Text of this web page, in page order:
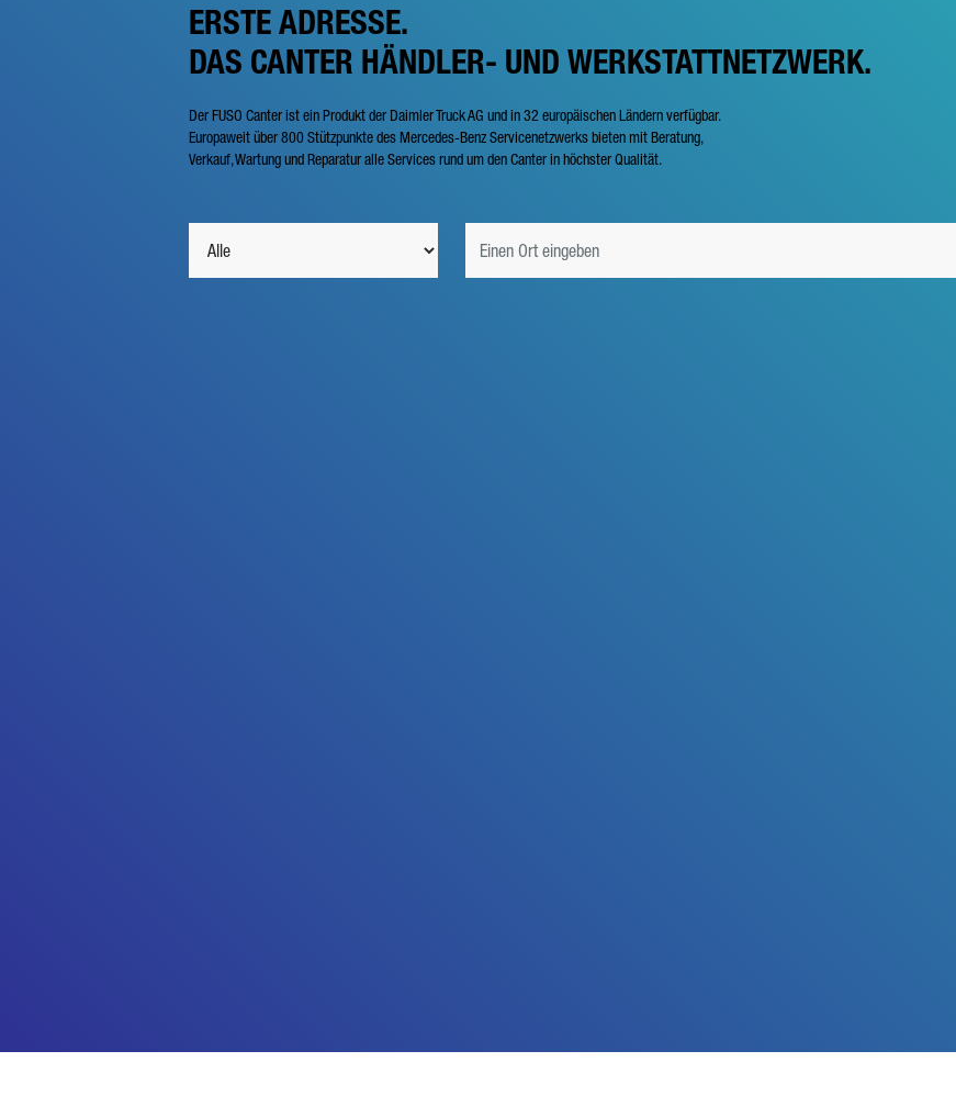
ERSTE ADRESSE.
DAS CANTER HÄNDLER- UND WERKSTATTNETZWERK.
Der FUSO Canter ist ein Produkt der Daimler Truck AG und in 32 europäischen Ländern verfügbar.
Europaweit über 800 Stützpunkte des Mercedes-Benz Servicenetzwerks bieten mit Beratung,
Verkauf, Wartung und Reparatur alle Services rund um den Canter in höchster Qualität.